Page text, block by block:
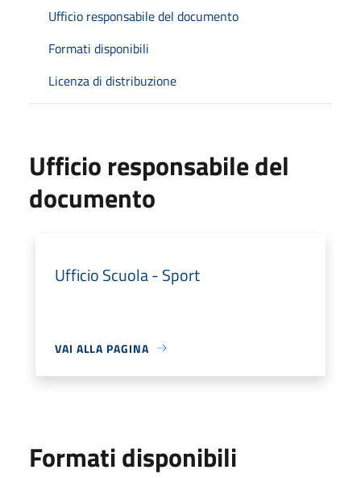
Ufficio responsabile del documento
Formati disponibili
Licenza di distribuzione
Ufficio responsabile del
documento
Ufficio Scuola - Sport
VAI ALLA PAGINA
Formati disponibili